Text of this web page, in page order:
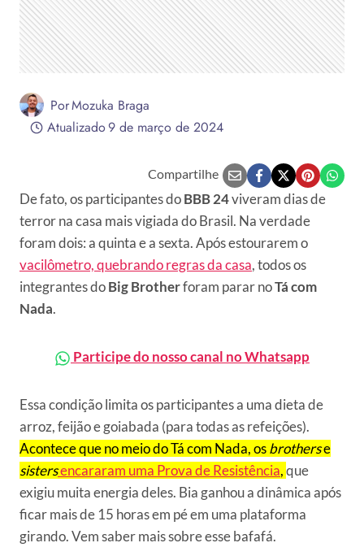
PorMozuka Braga
Atualizado9 de março de 2024
Compartilhe
De fato, os participantes doBBB 24viveram dias de
terror na casa mais vigiada do Brasil. Na verdade
foram dois: a quinta e a sexta. Após estourarem o
vacilômetro, quebrando regras da casa, todos os
integrantes doBig Brotherforam parar noTá com
Nada.
Participe do nosso canal no Whatsapp
Essa condição limita os participantes a uma dieta de
arroz, feijão e goiabada (para todas as refeições).
Acontece que no meio do Tá com Nada, osbrotherse
sistersencararam uma Prova de Resistência,que
exigiu muita energia deles. Bia ganhou a dinâmica após
ficar mais de 15 horas em pé em uma plataforma
girando. Vem saber mais sobre esse bafafá.